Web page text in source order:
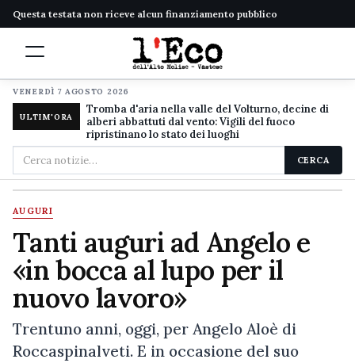
Questa testata non riceve alcun finanziamento pubblico
VENERDÌ 7 AGOSTO 2026
ULTIM'ORA
Tromba d'aria nella valle del Volturno, decine di
alberi abbattuti dal vento: Vigili del fuoco
ripristinano lo stato dei luoghi
Cerca
nel
sito
CERCA
AUGURI
Tanti auguri ad Angelo e
«in bocca al lupo per il
nuovo lavoro»
Trentuno anni, oggi, per Angelo Aloè di
Roccaspinalveti. E in occasione del suo